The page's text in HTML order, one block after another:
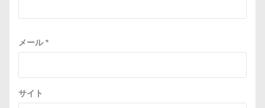
メール*
サイト